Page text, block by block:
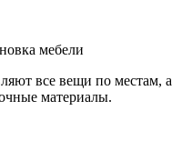
мебели
все вещи по местам,
материалы.